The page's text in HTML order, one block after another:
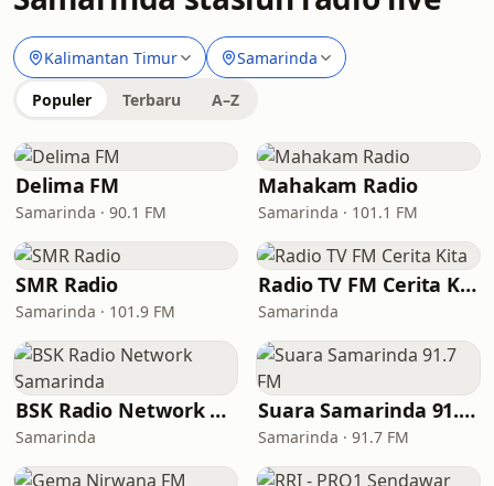
Kalimantan Timur Samarinda
Populer Terbaru A–Z
Delima FM
Samarinda · 90.1 FM
Mahakam Radio
Samarinda · 101.1 FM
SMR Radio
Samarinda · 101.9 FM
Radio TV FM Cerita Kita
Samarinda
BSK Radio Network Samarinda
Samarinda
Suara Samarinda 91.7 FM
Samarinda · 91.7 FM